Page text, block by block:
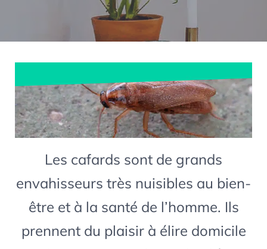
Les cafards sont de grands
envahisseurs très nuisibles au bien-
être et à la santé de l’homme. Ils
prennent du plaisir à élire domicile